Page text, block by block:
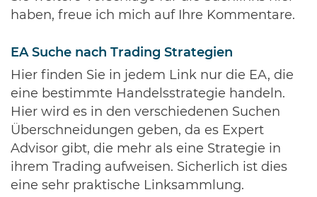
haben, freue ich mich auf Ihre Kommentare.
EA Suche nach Trading Strategien
Hier finden Sie in jedem Link nur die EA, die
eine bestimmte Handelsstrategie handeln.
Hier wird es in den verschiedenen Suchen
Überschneidungen geben, da es Expert
Advisor gibt, die mehr als eine Strategie in
ihrem Trading aufweisen. Sicherlich ist dies
eine sehr praktische Linksammlung.